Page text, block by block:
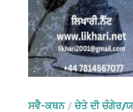
ਸਵੈ-ਕਥਨ/ਚੇਤੇ ਦੀ ਚੰਗੇਰ/